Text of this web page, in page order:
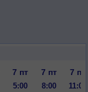
7 пт 7 пт 7 пт
5:00 8:00 11:00